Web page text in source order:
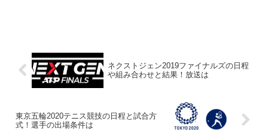
ネクストジェン2019ファイナルズの日程
や組み合わせと結果！放送は
東京五輪2020テニス競技の日程と試合方
式！選手の出場条件は